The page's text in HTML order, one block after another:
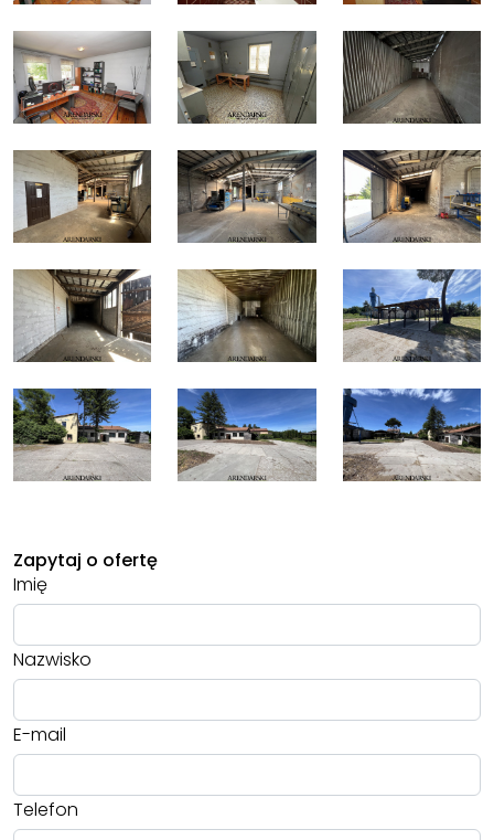
Zapytaj o ofertę
Imię
Nazwisko
E-mail
Telefon